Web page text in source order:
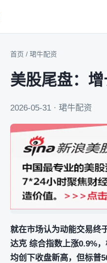
首页 / 珺牛配资
美股尾盘：
2026-05-31 · 珺牛配资
就在市场认为动能交易终
达克 综合指数上涨0.9%
均创下收盘新高，但标普